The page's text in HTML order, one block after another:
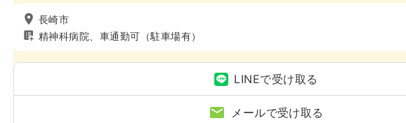
長崎市
精神科病院、車通勤可（駐車場有）
LINEで受け取る
メールで受け取る